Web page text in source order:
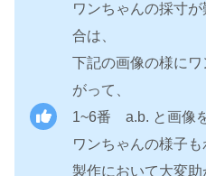
ワンちゃんの採寸
合は、
下記の画像の様に
がって、
1~6番 a.b. と画像
ワンちゃんの様子も
製作において大変助